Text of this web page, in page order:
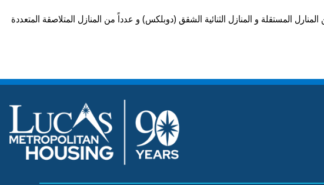
المستقلة و المنازل الثنائية الشقق (دوبلكس) و عدداً من المنازل المتلاصقة المتعددة